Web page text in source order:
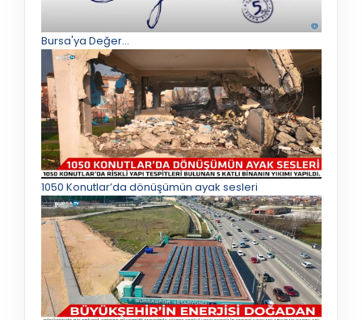
Bursa'ya Değer...
1050 Konutlar’da dönüşümün ayak sesleri